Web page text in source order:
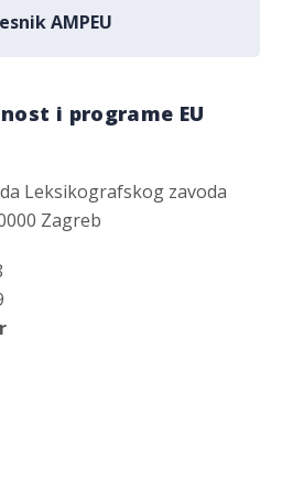
AMPEU
i programe EU
Leksikografskog zavoda
Zagreb